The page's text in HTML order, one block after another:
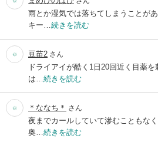
雨とか湿気では落ちてしまうことが
キー… 続きを読む
豆苗2 さん
ドライアイが酷く1日20回近く目薬
は… 続きを読む
＊ななち＊ さん
夜までカールしていて滲むこともな
奥… 続きを読む